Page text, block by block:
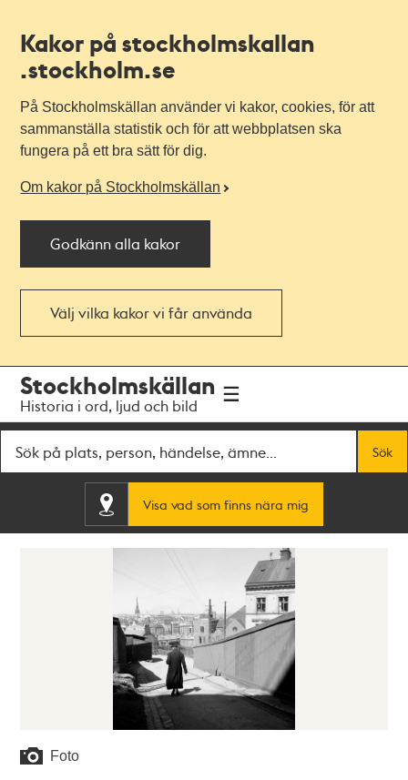
Kakor på stockholmskallan
.stockholm.se
På Stockholmskällan använder vi kakor, cookies, för att
sammanställa statistik och för att webbplatsen ska
fungera på ett bra sätt för dig.
Om kakor på Stockholmskällan
Godkänn alla kakor
Välj vilka kakor vi får använda
navigationen
huvudinnehållet
Stockholmskällan
Historia i ord, ljud och bild
Sök
Visa vad som finns nära mig
Foto